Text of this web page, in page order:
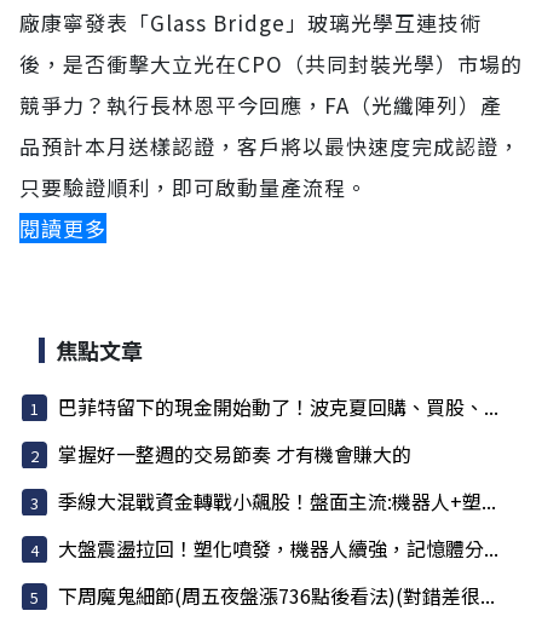
廠康寧發表「Glass Bridge」玻璃光學互連技術
後，是否衝擊大立光在CPO（共同封裝光學）市場的
競爭力？執行長林恩平今回應，FA（光纖陣列）產
品預計本月送樣認證，客戶將以最快速度完成認證，
只要驗證順利，即可啟動量產流程。
閱讀更多
焦點文章
巴菲特留下的現金開始動了！波克夏回購、買股、...
掌握好一整週的交易節奏 才有機會賺大的
季線大混戰資金轉戰小飆股！盤面主流:機器人+塑...
大盤震盪拉回！塑化噴發，機器人續強，記憶體分...
下周魔鬼細節(周五夜盤漲736點後看法)(對錯差很...